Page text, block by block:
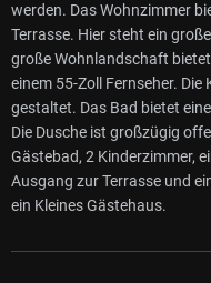
werden. Das Wohnzimmer
Terrasse. Hier steht ein
große Wohnlandschaft
einem 55-Zoll Fernseher.
gestaltet. Das Bad bietet
Die Dusche ist großzügig
Gästebad, 2 Kinderzimmer,
Ausgang zur Terrasse und
ein Kleines Gästehaus.